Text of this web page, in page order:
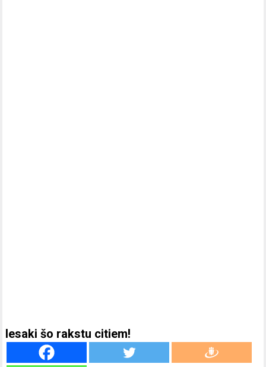
Iesaki šo rakstu citiem!